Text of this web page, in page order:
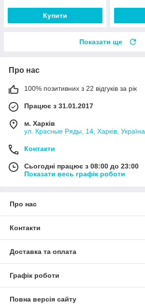
Купити
Показати ще
Про нас
100% позитивних з 22 відгуків за рік
Працює з 31.01.2017
м. Харків
ул. Красные Ряды, 14, Харків, Україна
Контакти
Сьогодні працює з 08:00 до 23:00
Показати весь графік роботи
Про нас
Контакти
Доставка та оплата
Графік роботи
Повна версія сайту